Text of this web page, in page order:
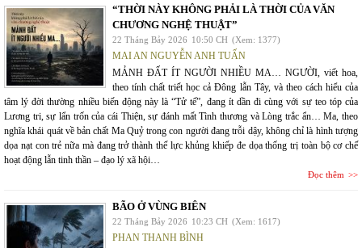
“THỜI NÀY KHÔNG PHẢI LÀ THỜI CỦA VĂN
CHƯƠNG NGHỆ THUẬT”
22 Tháng Bảy 2026 10:50 CH (Xem: 1377)
MAI AN NGUYỄN ANH TUẤN
MẢNH ĐẤT ÍT NGƯỜI NHIỀU MA… NGƯỜI, viết hoa,
theo tính chất triết học cả Đông lẫn Tây, và theo cách hiểu của
tâm lý đời thường nhiều biến động này là “Tử tế”, đang ít dần đi cùng với sự teo tóp của
Lương tri, sự lẩn trốn của cái Thiện, sự đánh mất Tình thương và Lòng trắc ẩn… Ma, theo
nghĩa khái quát về bản chất Ma Quỷ trong con người đang trỗi dậy, không chỉ là hình tượng
dọa nạt con trẻ nữa mà đang trở thành thế lực khủng khiếp đe dọa thống trị toàn bộ cơ chế
hoạt động lẫn tinh thần – đạo lý xã hội…
Đọc thêm
BÃO Ở VÙNG BIÊN
22 Tháng Bảy 2026 10:23 CH (Xem: 1617)
PHAN THANH BÌNH